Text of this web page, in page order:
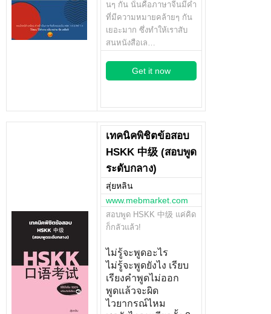
นๆ กัน นั่นคือภาษาจีนมีคำ
ที่มีความหมายคล้ายๆ กัน
เยอะมาก ซึ่งทำให้เราสับ
สนหนังสือเล…
Get it now
เทคนิคพิชิตข้อสอบ
HSKK 中级 (สอบพูด
ระดับกลาง)
สุ่ยหลิน
www.mebmarket.com
สอบพูด HSKK 中级 แค่คิด
ก็กลัวแล้ว!
ไม่รู้จะพูดอะไร
ไม่รู้จะพูดยังไง เรียบ
เรียงคำพูดไม่ออก
พูดแล้วจะผิด
ไวยากรณ์ไหม